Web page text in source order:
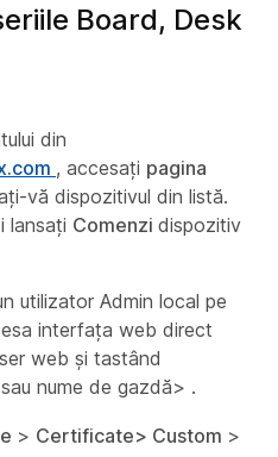
Board, Desk
din
, accesați pagina
vă dispozitivul din listă.
lansați Comenzi dispozitiv
utilizator Admin local pe
interfața web direct
web și tastând
nume de gazdă> .
> Certificate> Custom >